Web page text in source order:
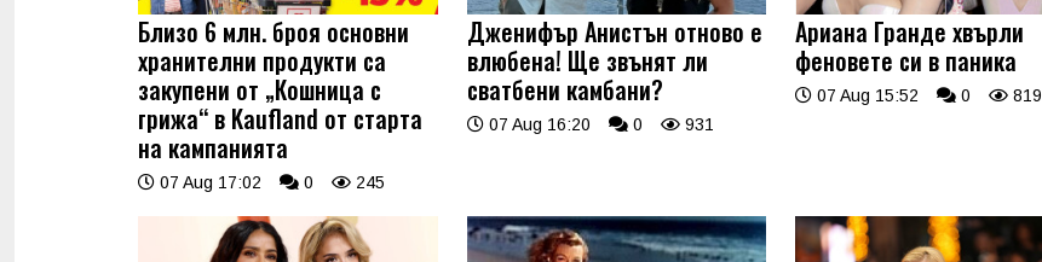
Близо 6 млн. броя основни
хранителни продукти са
закупени от „Кошница с
грижа“ в Kaufland от старта
на кампанията
07 Aug 17:02 0 245
Дженифър Анистън отново е
влюбена! Ще звънят ли
сватбени камбани?
07 Aug 16:20 0 931
Ариана Гранде хвърли
феновете си в паника
07 Aug 15:52 0 819